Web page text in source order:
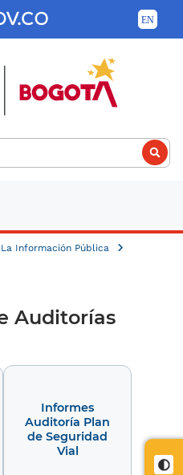
Información Pública
Auditorías
Informes
Auditoría Plan
de Seguridad
Vial